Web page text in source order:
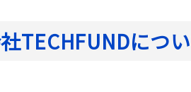
TECHFUNDにつ